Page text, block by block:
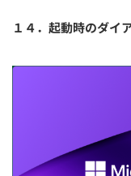
１４．起動時のダイ